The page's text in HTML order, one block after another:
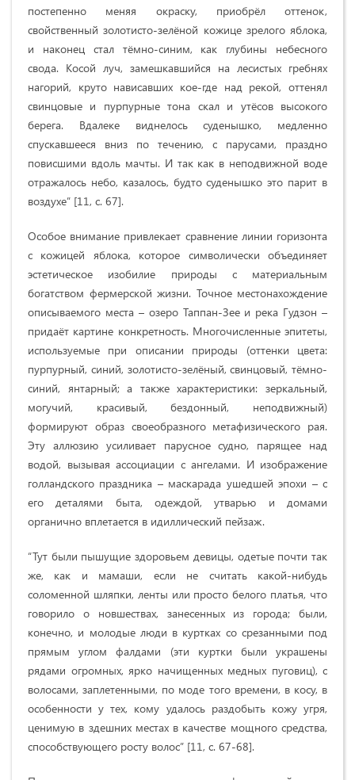
постепенно меняя окраску, приобрёл оттенок,
свойственный золотисто-зелёной кожице зрелого яблока,
и наконец стал тёмно-синим, как глубины небесного
свода. Косой луч, замешкавшийся на лесистых гребнях
нагорий, круто нависавших кое-где над рекой, оттенял
свинцовые и пурпурные тона скал и утёсов высокого
берега. Вдалеке виднелось суденышко, медленно
спускавшееся вниз по течению, с парусами, праздно
повисшими вдоль мачты. И так как в неподвижной воде
отражалось небо, казалось, будто суденышко это парит в
воздухе” [11, c. 67].
Особое внимание привлекает сравнение линии горизонта
с кожицей яблока, которое символически объединяет
эстетическое изобилие природы с материальным
богатством фермерской жизни. Точное местонахождение
описываемого места – озеро Таппан-Зее и река Гудзон –
придаёт картине конкретность. Многочисленные эпитеты,
используемые при описании природы (оттенки цвета:
пурпурный, синий, золотисто-зелёный, свинцовый, тёмно-
синий, янтарный; а также характеристики: зеркальный,
могучий, красивый, бездонный, неподвижный)
формируют образ своеобразного метафизического рая.
Эту аллюзию усиливает парусное судно, парящее над
водой, вызывая ассоциации с ангелами. И изображение
голландского праздника – маскарада ушедшей эпохи – с
его деталями быта, одеждой, утварью и домами
органично вплетается в идиллический пейзаж.
“Тут были пышущие здоровьем девицы, одетые почти так
же, как и мамаши, если не считать какой-нибудь
соломенной шляпки, ленты или просто белого платья, что
говорило о новшествах, занесенных из города; были,
конечно, и молодые люди в куртках со срезанными под
прямым углом фалдами (эти куртки были украшены
рядами огромных, ярко начищенных медных пуговиц), с
волосами, заплетенными, по моде того времени, в косу, в
особенности у тех, кому удалось раздобыть кожу угря,
ценимую в здешних местах в качестве мощного средства,
способствующего росту волос” [11, c. 67-68].